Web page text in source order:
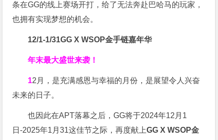
条在GG的线上赛场开打，给了无法奔赴巴哈马的玩家，
也拥有实现梦想的机会。
12/1-1/31GG X WSOP金手链嘉年华
年末最大盛世来袭！
12月，是充满感恩与幸福的月份，是展望令人兴奋
未来的日子。
也因此在APT落幕之后，GG将于2024年12月1
日-2025年1月31这佳节之际，再度献上GG X WSOP金